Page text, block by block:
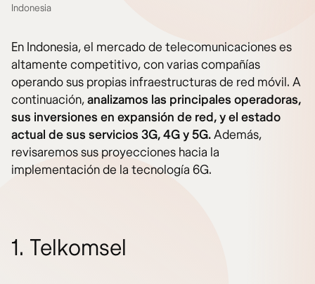
Indonesia
En Indonesia, el mercado de telecomunicaciones es
altamente competitivo, con varias compañías
operando sus propias infraestructuras de red móvil. A
continuación,analizamos las principales operadoras,
sus inversiones en expansión de red, y el estado
actual de sus servicios 3G, 4G y 5G.Además,
revisaremos sus proyecciones hacia la
implementación de la tecnología 6G.
1. Telkomsel